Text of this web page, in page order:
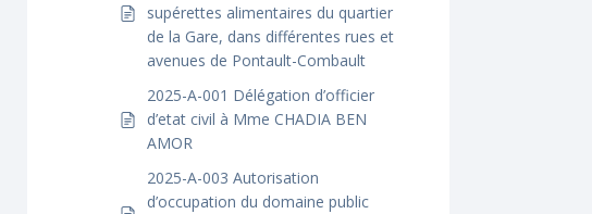
supérettes alimentaires du quartier
de la Gare, dans différentes rues et
avenues de Pontault-Combault
2025-A-001 Délégation d’officier
d’etat civil à Mme CHADIA BEN
AMOR
2025-A-003 Autorisation
d’occupation du domaine public